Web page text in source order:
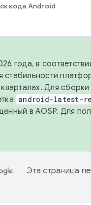
кода Android
года, в
стабильности
Для сборки
android-latest-
в AOSP. Для
Эта страница